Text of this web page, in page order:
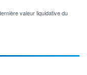
valeur liquidative du